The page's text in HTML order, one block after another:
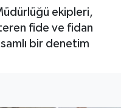
ekipleri,
fide ve fidan
bir denetim